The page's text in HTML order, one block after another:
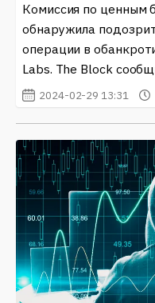
Комиссия по ценным
обнаружила
операции в
Labs. The Block
2024-02-29 13:31